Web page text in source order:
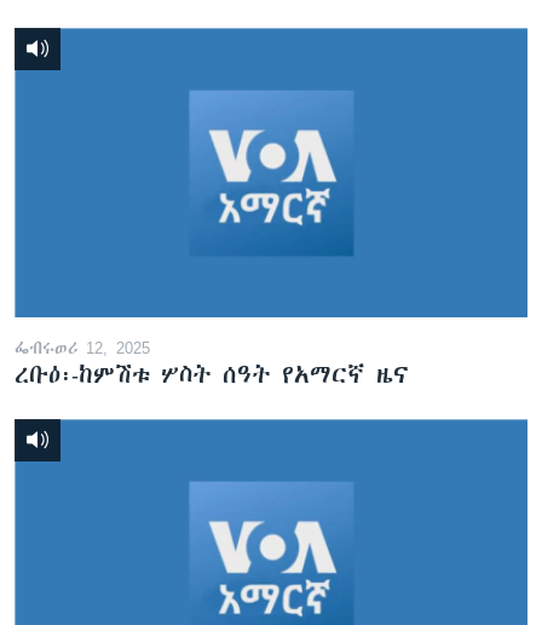
ፌብሩወሪ 12, 2025
ረቡዕ፡-ከምሽቱ ሦስት ሰዓት የአማርኛ ዜና